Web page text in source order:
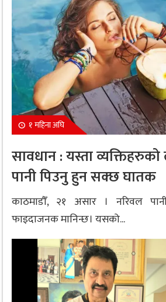
१ महिना अघि
सावधान : यस्ता
पानी पिउनु हुन सक्छ घातक
काठमाडौँ, २१ असार । नरिवल
फाइदाजनक मानिन्छ। यसको...